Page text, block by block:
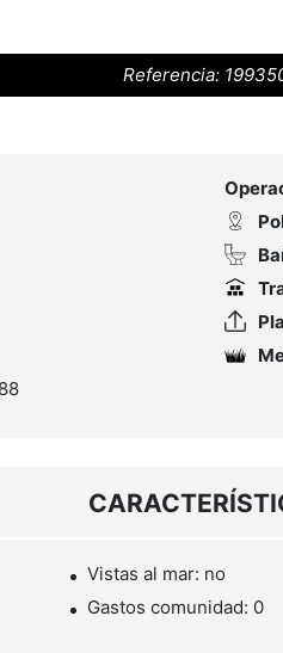
Referencia:
Vistas al mar: no
Gastos comunidad: 0